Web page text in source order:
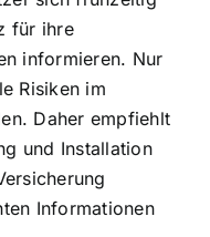
für ihre
informieren. Nur
Risiken im
Daher empfiehlt
und Installation
Informationen